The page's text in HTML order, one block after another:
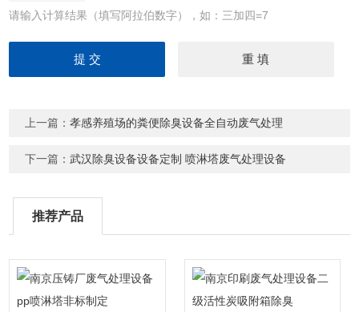
请输入计算结果（填写阿拉伯数字），如：三加四=7
上一篇：孝感养殖场的粪便除臭设备全自动废气处理
下一篇：武汉除臭设备设备定制 喷淋塔废气处理设备
推荐产品